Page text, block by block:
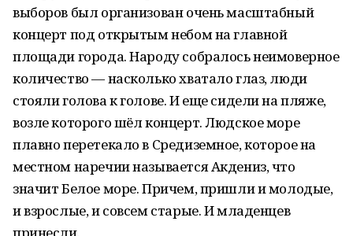
выборов был организован очень масштабный
концерт под открытым небом на главной
площади города. Народу собралось неимоверное
количество — насколько хватало глаз, люди
стояли голова к голове. И еще сидели на пляже,
возле которого шёл концерт. Людское море
плавно перетекало в Средиземное, которое на
местном наречии называется Акдениз, что
значит Белое море. Причем, пришли и молодые,
и взрослые, и совсем старые. И младенцев